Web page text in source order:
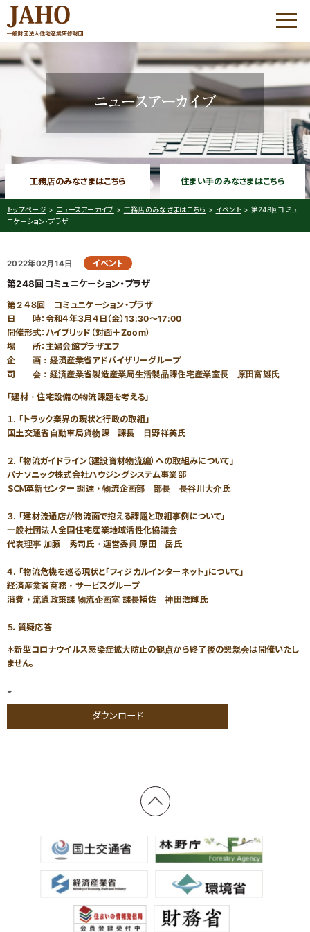
HOME
JAHOについて
優良工務店の会 QBC
大工志塾
コミュニケーション・プラザ
家づくりサポート
家づくりサポート（住まい手のみなさま）
各種制度のご紹介
新築をお考えの方 リフォームをお考えの方
各種お問い合わせ
＞木造住宅／木造建築事例
＞注文住宅
工務店のみなさまはこちら 住まい手のみなさまはこちら
トップページ> ニュースアーカイブ > 工務店のみなさまはこちら > イベント> 第248回コミュ
ニケーション・プラザ
2022年02月14日 イベント
第248回コミュニケーション・プラザ
第２４８回 コミュニケーション・プラザ
日 時：令和４年３月４日（金）13:30～17:00
開催形式：ハイブリッド（対面＋Zoom）
場 所：主婦会館プラザエフ
企 画：経済産業省アドバイザリーグループ
司 会：経済産業省製造産業局生活製品課住宅産業室長 原田富雄氏
「建材・住宅設備の物流課題を考える」
１. 「トラック業界の現状と行政の取組」
国土交通省自動車局貨物課 課長 日野祥英氏
２. 「物流ガイドライン（建設資材物流編）への取組みについて」
パナソニック株式会社ハウジングシステム事業部
ＳＣＭ革新センター 調達・物流企画部 部長 長谷川大介氏
３. 「建材流通店が物流面で抱える課題と取組事例について」
一般社団法人全国住宅産業地域活性化協議会
代表理事 加藤 秀司氏・運営委員 原田 岳氏
４. 「物流危機を巡る現状と「フィジカルインターネット」について」
経済産業省商務・サービスグループ
消費・流通政策課 物流企画室 課長補佐 神田浩輝氏
５．質疑応答
＊新型コロナウイルス感染症拡大防止の観点から終了後の懇親会は開催いたし
ません。
ダウンロード